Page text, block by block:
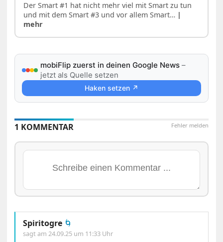
Der Smart #1 hat nicht mehr viel mit Smart zu tun
und mit dem Smart #3 und vor allem Smart… |
mehr
mobiFlip zuerst in deinen Google News –
jetzt als Quelle setzen
Haken setzen ↗
Fehler melden
1 KOMMENTAR
Spiritogre 🌀
sagt am24.09.25 um 11:33 Uhr